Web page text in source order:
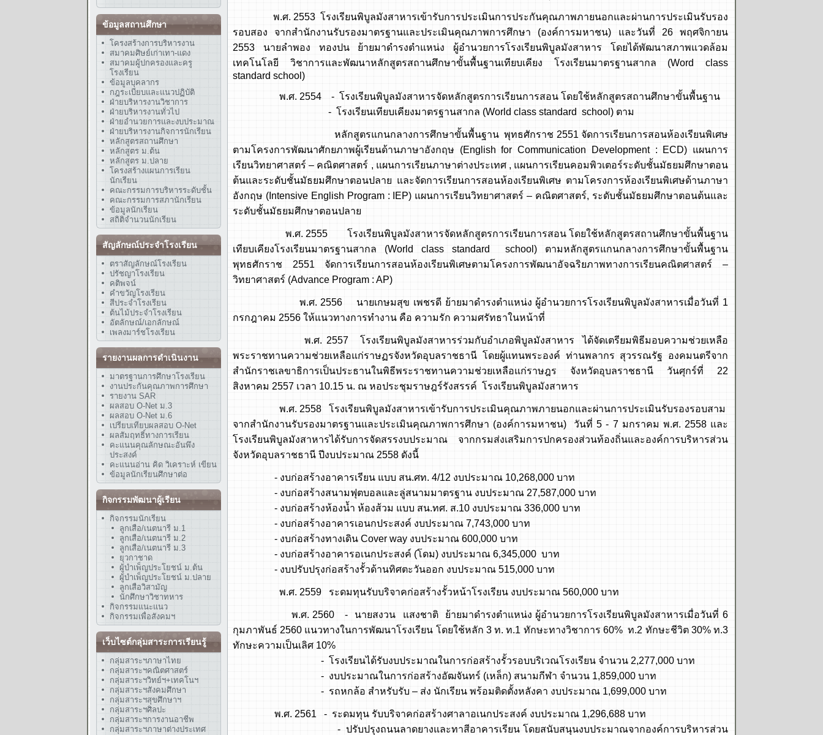
ข้อมูลสถานศึกษา
โครงสร้างการบริหารงาน
สมาคมศิษย์เก่าเทา-แดง
สมาคมผู้ปกครองและครู
โรงเรียน
ข้อมูลบุคลากร
กฎระเบียบและแนวปฏิบัติ
ฝ่ายบริหารงานวิชาการ
ฝ่ายบริหารงานทั่วไป
ฝ่ายอำนวยการและงบประมาณ
ฝ่ายบริหารงานกิจการนักเรียน
หลักสูตรสถานศึกษา
หลักสูตร ม.ต้น
หลักสูตร ม.ปลาย
โครงสร้างแผนการเรียน
นักเรียน
คณะกรรมการบริหารระดับชั้น
คณะกรรมการสภานักเรียน
ข้อมูลนักเรียน
สถิติจำนวนนักเรียน
สัญลักษณ์ประจำโรงเรียน
ตราสัญลักษณ์โรงเรียน
ปรัชญาโรงเรียน
คติพจน์
คำขวัญโรงเรียน
สีประจำโรงเรียน
ต้นไม้ประจำโรงเรียน
อัตลักษณ์/เอกลักษณ์
เพลงมาร์ชโรงเรียน
รายงานผลการดำเนินงาน
มาตรฐานการศึกษาโรงเรียน
งานประกันคุณภาพการศึกษา
รายงาน SAR
ผลสอบ O-Net ม.3
ผลสอบ O-Net ม.6
เปรียบเทียบผลสอบ O-Net
ผลสัมฤทธิ์ทางการเรียน
คะแนนคุณลักษณะอันพึง
ประสงค์
คะแนนอ่าน คิด วิเคราะห์ เขียน
ข้อมูลนักเรียนศึกษาต่อ
กิจกรรมพัฒนาผู้เรียน
กิจกรรมนักเรียน
ลูกเสือ/เนตนารี ม.1
ลูกเสือ/เนตนารี ม.2
ลูกเสือ/เนตนารี ม.3
ยุวกาชาด
ผู้บำเพ็ญประโยชน์ ม.ต้น
ผู้บำเพ็ญประโยชน์ ม.ปลาย
ลูกเสือวิสามัญ
นักศึกษาวิชาทหาร
กิจกรรมแนะแนว
กิจกรรมเพื่อสังคมฯ
เว็บไซต์กลุ่มสาระการเรียนรู้
กลุ่มสาระฯภาษาไทย
กลุ่มสาระฯคณิตศาสตร์
กลุ่มสาระฯวิทย์ฯ+เทคโนฯ
กลุ่มสาระฯสังคมศึกษา
กลุ่มสาระฯสุขศึกษาฯ
กลุ่มสาระฯศิลปะ
กลุ่มสาระฯการงานอาชีพ
กลุ่มสาระฯภาษาต่างประเทศ
พ.ศ. 2553 โรงเรียนพิบูลมังสาหารเข้ารับการประเมินการประกันคุณภาพภายนอกและผ่านการประเมินรับรอง
รอบสอง จากสำนักงานรับรองมาตรฐานและประเมินคุณภาพการศึกษา (องค์การมหาชน) และวันที่ 26 พฤศจิกายน
2553 นายลำพอง ทองปน ย้ายมาดำรงตำแหน่ง ผู้อำนวยการโรงเรียนพิบูลมังสาหาร โดยได้พัฒนาสภาพแวดล้อม
เทคโนโลยี วิชาการและพัฒนาหลักสูตรสถานศึกษาขั้นพื้นฐานเทียบเคียง โรงเรียนมาตรฐานสากล (Word class
standard school)
พ.ศ. 2554 - โรงเรียนพิบูลมังสาหารจัดหลักสูตรการเรียนการสอน โดยใช้หลักสูตรสถานศึกษาขั้นพื้นฐาน
- โรงเรียนเทียบเคียงมาตรฐานสากล (World class standard school) ตาม
หลักสูตรแกนกลางการศึกษาขั้นพื้นฐาน พุทธศักราช 2551 จัดการเรียนการสอนห้องเรียนพิเศษ
ตามโครงการพัฒนาศักยภาพผู้เรียนด้านภาษาอังกฤษ (English for Communication Development : ECD) แผนการ
เรียนวิทยาศาสตร์ – คณิตศาสตร์ , แผนการเรียนภาษาต่างประเทศ , แผนการเรียนคอมพิวเตอร์ระดับชั้นมัธยมศึกษาตอน
ต้นและระดับชั้นมัธยมศึกษาตอนปลาย และจัดการเรียนการสอนห้องเรียนพิเศษ ตามโครงการห้องเรียนพิเศษด้านภาษา
อังกฤษ (Intensive English Program : IEP) แผนการเรียนวิทยาศาสตร์ – คณิตศาสตร์, ระดับชั้นมัธยมศึกษาตอนต้นและ
ระดับชั้นมัธยมศึกษาตอนปลาย
พ.ศ. 2555 โรงเรียนพิบูลมังสาหารจัดหลักสูตรการเรียนการสอน โดยใช้หลักสูตรสถานศึกษาขั้นพื้นฐาน
เทียบเคียงโรงเรียนมาตรฐานสากล (World class standard school) ตามหลักสูตรแกนกลางการศึกษาขั้นพื้นฐาน
พุทธศักราช 2551 จัดการเรียนการสอนห้องเรียนพิเศษตามโครงการพัฒนาอัจฉริยภาพทางการเรียนคณิตศาสตร์ –
วิทยาศาสตร์ (Advance Program : AP)
พ.ศ. 2556 นายเกษมสุข เพชรดี ย้ายมาดำรงตำแหน่ง ผู้อำนวยการโรงเรียนพิบูลมังสาหารเมื่อวันที่ 1
กรกฎาคม 2556 ให้แนวทางการทำงาน คือ ความรัก ความศรัทธาในหน้าที่
พ.ศ. 2557 โรงเรียนพิบูลมังสาหารร่วมกับอำเภอพิบูลมังสาหาร ได้จัดเตรียมพิธีมอบความช่วยเหลือ
พระราชทานความช่วยเหลือแก่ราษฏรจังหวัดอุบลราชธานี โดยผู้แทนพระองค์ ท่านพลากร สุวรรณรัฐ องคมนตรีจาก
สำนักราชเลขาธิการเป็นประธานในพิธีพระราชทานความช่วยเหลือแก่ราษฎร จังหวัดอุบลราชธานี วันศุกร์ที่ 22
สิงหาคม 2557 เวลา 10.15 น. ณ หอประชุมราษฎร์รังสรรค์ โรงเรียนพิบูลมังสาหาร
พ.ศ. 2558 โรงเรียนพิบูลมังสาหารเข้ารับการประเมินคุณภาพภายนอกและผ่านการประเมินรับรองรอบสาม
จากสำนักงานรับรองมาตรฐานและประเมินคุณภาพการศึกษา (องค์การมหาชน) วันที่ 5 - 7 มกราคม พ.ศ. 2558 และ
โรงเรียนพิบูลมังสาหารได้รับการจัดสรรงบประมาณ จากกรมส่งเสริมการปกครองส่วนท้องถิ่นและองค์การบริหารส่วน
จังหวัดอุบลราชธานี ปีงบประมาณ 2558 ดังนี้
- งบก่อสร้างอาคารเรียน แบบ สน.ศท. 4/12 งบประมาณ 10,268,000 บาท
- งบก่อสร้างสนามฟุตบอลและลู่สนามมาตรฐาน งบประมาณ 27,587,000 บาท
- งบก่อสร้างห้องน้ำ ห้องส้วม แบบ สน.ทศ. ส.10 งบประมาณ 336,000 บาท
- งบก่อสร้างอาคารเอนกประสงค์ งบประมาณ 7,743,000 บาท
- งบก่อสร้างทางเดิน Cover way งบประมาณ 600,000 บาท
- งบก่อสร้างอาคารอเนกประสงค์ (โดม) งบประมาณ 6,345,000 บาท
- งบปรับปรุงก่อสร้างรั้วด้านทิศตะวันออก งบประมาณ 515,000 บาท
พ.ศ. 2559 ระดมทุนรับบริจาคก่อสร้างรั้วหน้าโรงเรียน งบประมาณ 560,000 บาท
พ.ศ. 2560 - นายสงวน แสงชาติ ย้ายมาดำรงตำแหน่ง ผู้อำนวยการโรงเรียนพิบูลมังสาหารเมื่อวันที่ 6
กุมภาพันธ์ 2560 แนวทางในการพัฒนาโรงเรียน โดยใช้หลัก 3 ท. ท.1 ทักษะทางวิชาการ 60% ท.2 ทักษะชีวิต 30% ท.3
ทักษะความเป็นเลิศ 10%
- โรงเรียนได้รับงบประมาณในการก่อสร้างรั้วรอบบริเวณโรงเรียน จำนวน 2,277,000 บาท
- งบประมาณในการก่อสร้างอัฒจันทร์ (เหล็ก) สนามกีฬา จำนวน 1,859,000 บาท
- รถหกล้อ สำหรับรับ – ส่ง นักเรียน พร้อมติดตั้งหลังคา งบประมาณ 1,699,000 บาท
พ.ศ. 2561 - ระดมทุน รับบริจาคก่อสร้างศาลาอเนกประสงค์ งบประมาณ 1,296,688 บาท
- ปรับปรุงถนนลาดยางและทาสีอาคารเรียน โดยสนับสนุนงบประมาณจากองค์การบริหารส่วน